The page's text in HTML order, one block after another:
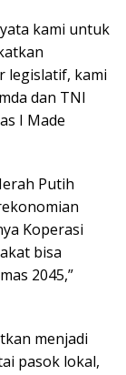
kami untuk
legislatif, kami
dan TNI
I Made
Putih
Koperasi
bisa
2045,”
menjadi
pasok lokal,